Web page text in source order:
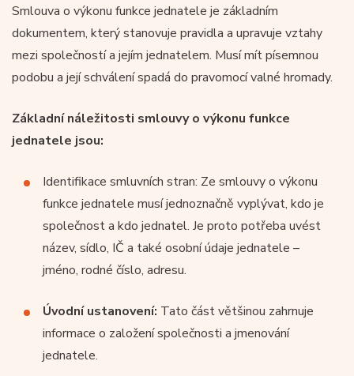
Smlouva o výkonu funkce jednatele je základním
dokumentem, který stanovuje pravidla a upravuje vztahy
mezi společností a jejím jednatelem. Musí mít písemnou
podobu a její schválení spadá do pravomocí valné hromady.
Základní náležitosti smlouvy o výkonu funkce
jednatele jsou:
Identifikace smluvních stran: Ze smlouvy o výkonu
funkce jednatele musí jednoznačně vyplývat, kdo je
společnost a kdo jednatel. Je proto potřeba uvést
název, sídlo, IČ a také osobní údaje jednatele –
jméno, rodné číslo, adresu.
Úvodní ustanovení: Tato část většinou zahrnuje
informace o založení společnosti a jmenování
jednatele.